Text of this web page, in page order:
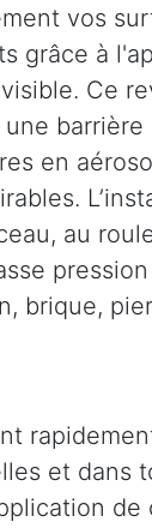
vos
grâce à
Ce
barrière
en
au
brique,
et dans
de